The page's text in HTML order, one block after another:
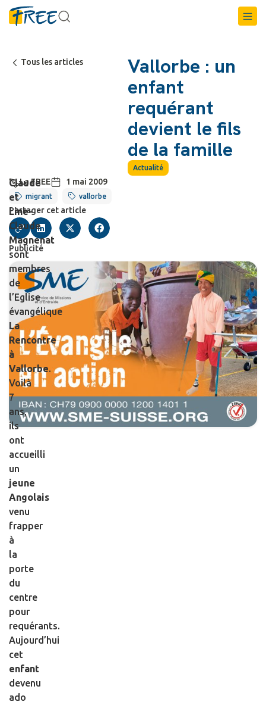
Tous les articles
Vallorbe : un
enfant
requérant
devient le fils
de la famille
Actualité
La FREE 1 mai 2009
migrant vallorbe
Partager cet article
Publicité
Claude
et
Line-
Claude
Magnenat
sont
membres
de
l’Eglise
évangélique
La
Rencontre
à
Vallorbe.
Voilà
7
ans,
ils
ont
accueilli
un
jeune
Angolais
venu
frapper
à
la
porte
du
centre
pour
requérants.
Aujourd’hui
cet
enfant
devenu
ado